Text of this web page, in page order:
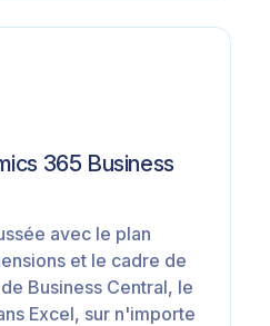
365 Business
avec le plan
et le cadre de
Business Central, le
Excel, sur n'importe